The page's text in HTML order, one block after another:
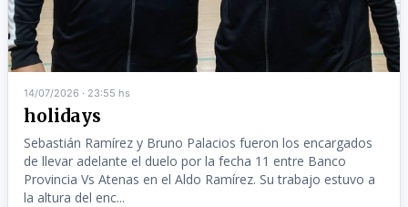
14/07/2026 · 23:55 hs
holidays
Sebastián Ramírez y Bruno Palacios fueron los encargados
de llevar adelante el duelo por la fecha 11 entre Banco
Provincia Vs Atenas en el Aldo Ramírez. Su trabajo estuvo a
la altura del enc...